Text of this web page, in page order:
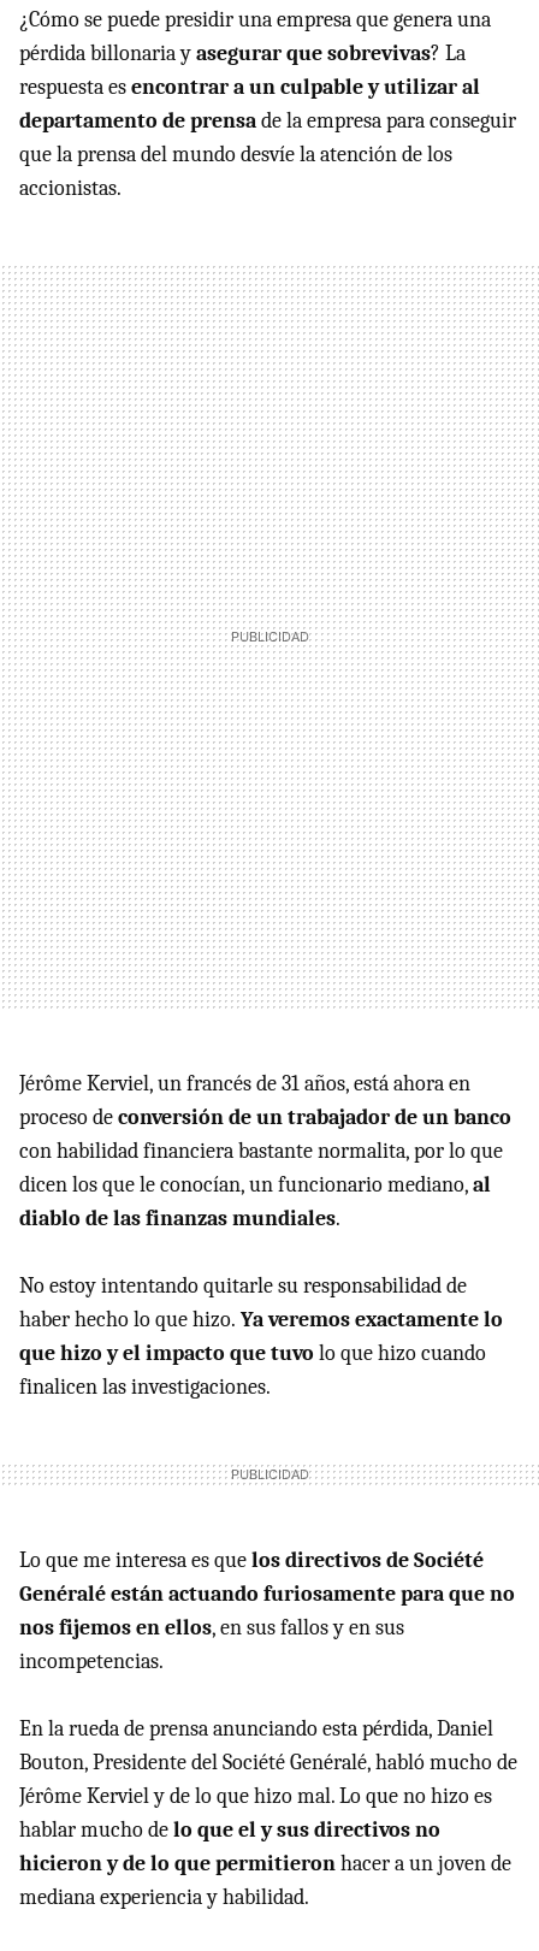
¿Cómo se puede presidir una empresa que genera una
pérdida billonaria yasegurar que sobrevivas? La
respuesta esencontrar a un culpable y utilizar al
departamento de prensade la empresa para conseguir
que la prensa del mundo desvíe la atención de los
accionistas.
Jérôme Kerviel, un francés de 31 años, está ahora en
proceso deconversión de un trabajador de un banco
con habilidad financiera bastante normalita, por lo que
dicen los que le conocían, un funcionario mediano,al
diablo de las finanzas mundiales.
No estoy intentando quitarle su responsabilidad de
haber hecho lo que hizo. Ya veremos exactamente lo
que hizo y el impacto que tuvo lo que hizo cuando
finalicen las investigaciones.
Lo que me interesa es quelos directivos de Société
Genéralé están actuando furiosamente para que no
nos fijemos en ellos, en sus fallos y en sus
incompetencias.
En la rueda de prensa anunciando esta pérdida, Daniel
Bouton, Presidente del Société Genéralé, habló mucho de
Jérôme Kerviel y de lo que hizo mal. Lo que no hizo es
hablar mucho delo que el y sus directivos no
hicieron y de lo que permitieronhacer a un joven de
mediana experiencia y habilidad.